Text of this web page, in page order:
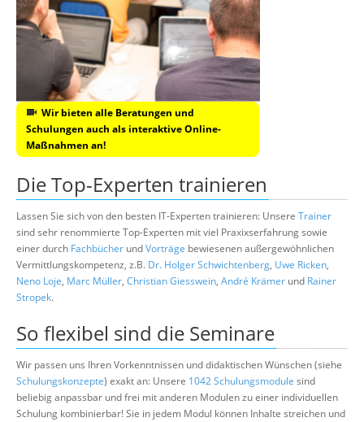
Wir bieten alle Beratungen und
Schulungen auch als interaktive Online-
Maßnahmen an!
Die Top-Experten trainieren
Lassen Sie sich von den besten IT-Experten trainieren: Unsere Trainer
sind sehr renommierte Top-Experten mit viel Praxixserfahrung sowie
einer durch Fachbücher undVorträge bewiesenen außergewöhnlichen
Vermittlungskompetenz, z.B. Dr. Holger Schwichtenberg, Uwe Ricken,
Neno Loje, Marc Müller, Christian Giesswein, André Krämer und Rainer
Stropek.
So flexibel sind die Seminare
Wir passen uns Ihren Vorkenntnissen und didaktischen Wünschen (siehe
Schulungskonzepte) exakt an: Unsere 1042 Schulungsmodule sind
beliebig anpassbar und frei mit anderen Modulen zu einer individuellen
Schulung kombinierbar! Sie in jedem Modul können Inhalte streichen und